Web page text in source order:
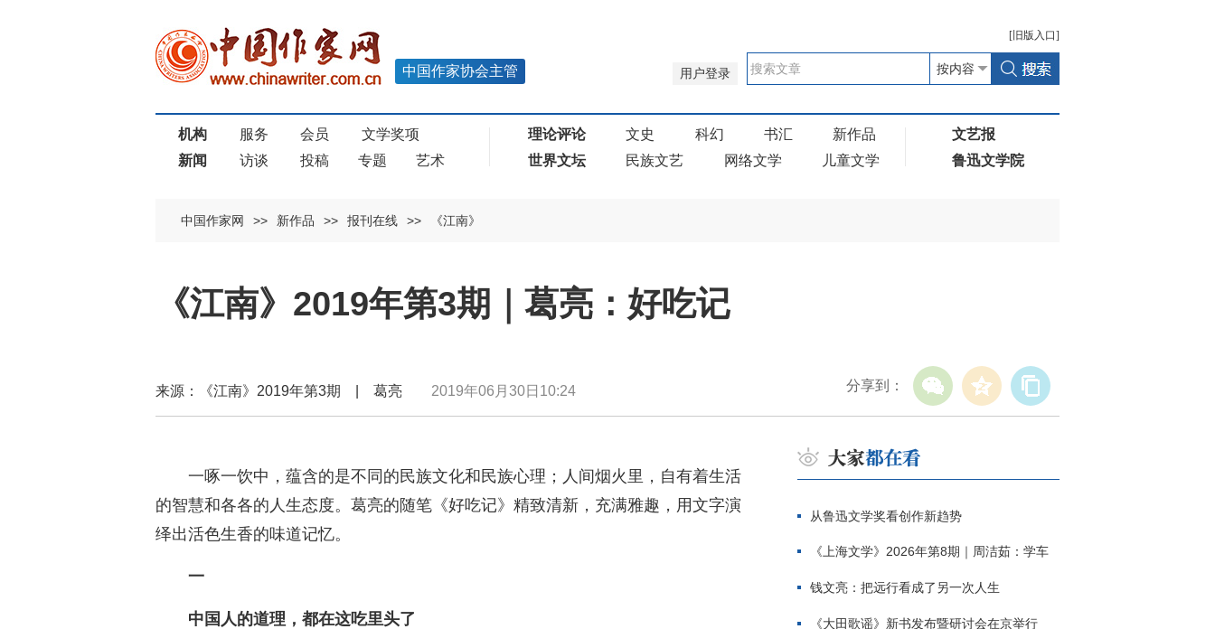
[ 旧版 入口]
用户登录
中国作家协会主管
机构 服务 会员
文学奖项
新闻
访谈 投稿 专题 艺术
理论评论 文史 科幻 书汇
新作品
世界文坛
民族文艺 网络文学 儿童文学
文艺报
鲁迅文学院
中国作家网 >> 新作品 >> 报刊在线 >> 《江南》
《江南》2019年第3期｜葛亮：好吃记
分享到：
来源：《江南》2019年第3期 | 葛亮 2019年06月30日10:24
一啄一饮中，蕴含的是不同的民族文化和民族心理；人间烟火里，自有着生活
的智慧和各各的人生态度。葛亮的随笔《好吃记》精致清新，充满雅趣，用文字演
绎出活色生香的味道记忆。
一
中国人的道理，都在这吃里头了
从鲁迅文学奖看创作新趋势
《上海文学》2026年第8期｜周洁茹：学车
钱文亮：把远行看成了另一次人生
《大田歌谣》新书发布暨研讨会在京举行